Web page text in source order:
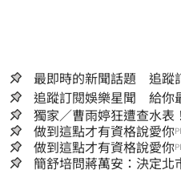
最即時的新聞話題 追蹤
追蹤訂閱娛樂星聞 給你
獨家／曹雨婷狂遭查水
法曝光
做到這點才有資格說愛你
做到這點才有資格說愛你
簡舒培問蔣萬安：決定